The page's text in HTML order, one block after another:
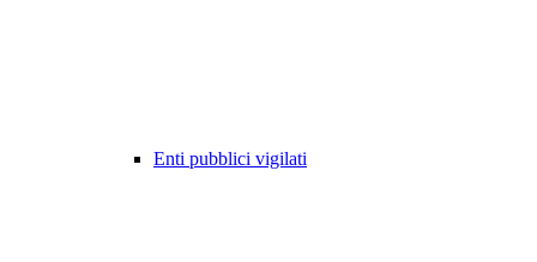
Enti pubblici vigilati